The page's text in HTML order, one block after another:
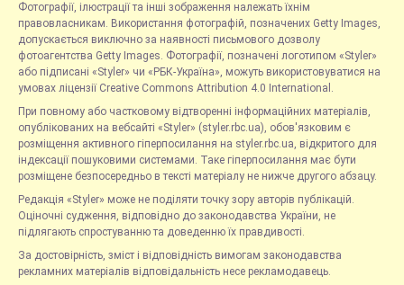
Фотографії, ілюстрації та інші зображення належать їхнім
правовласникам. Використання фотографій, позначених Getty Images,
допускається виключно за наявності письмового дозволу
фотоагентства Getty Images. Фотографії, позначені логотипом «Styler»
або підписані «Styler» чи «РБК-Україна», можуть використовуватися на
умовах ліцензії Creative Commons Attribution 4.0 International.
При повному або частковому відтворенні інформаційних матеріалів,
опублікованих на вебсайті «Styler» (styler.rbc.ua), обов'язковим є
розміщення активного гіперпосилання на styler.rbc.ua, відкритого для
індексації пошуковими системами. Таке гіперпосилання має бути
розміщене безпосередньо в тексті матеріалу не нижче другого абзацу.
Редакція «Styler» може не поділяти точку зору авторів публікацій.
Оціночні судження, відповідно до законодавства України, не
підлягають спростуванню та доведенню їх правдивості.
За достовірність, зміст і відповідність вимогам законодавства
рекламних матеріалів відповідальність несе рекламодавець.